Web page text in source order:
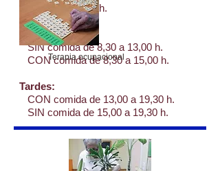
de 8,30 a 19,30 h.
Mañanas:
SIN comida de 8,30 a 13,00 h.​
CON comida de 8,30 a 15,00 h.
Tardes:
CON comida de 13,00 a 19,30 h.​
SIN comida de 15,00 a 19,30 h.
Terapia ocupacional